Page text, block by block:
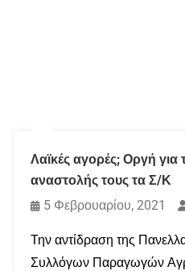
Λαϊκές αγορές; Οργή
αναστολής τους τα Σ/Κ
5 Φεβρουαρίου, 2021
Την αντίδραση της
Συλλόγων Παραγωγών